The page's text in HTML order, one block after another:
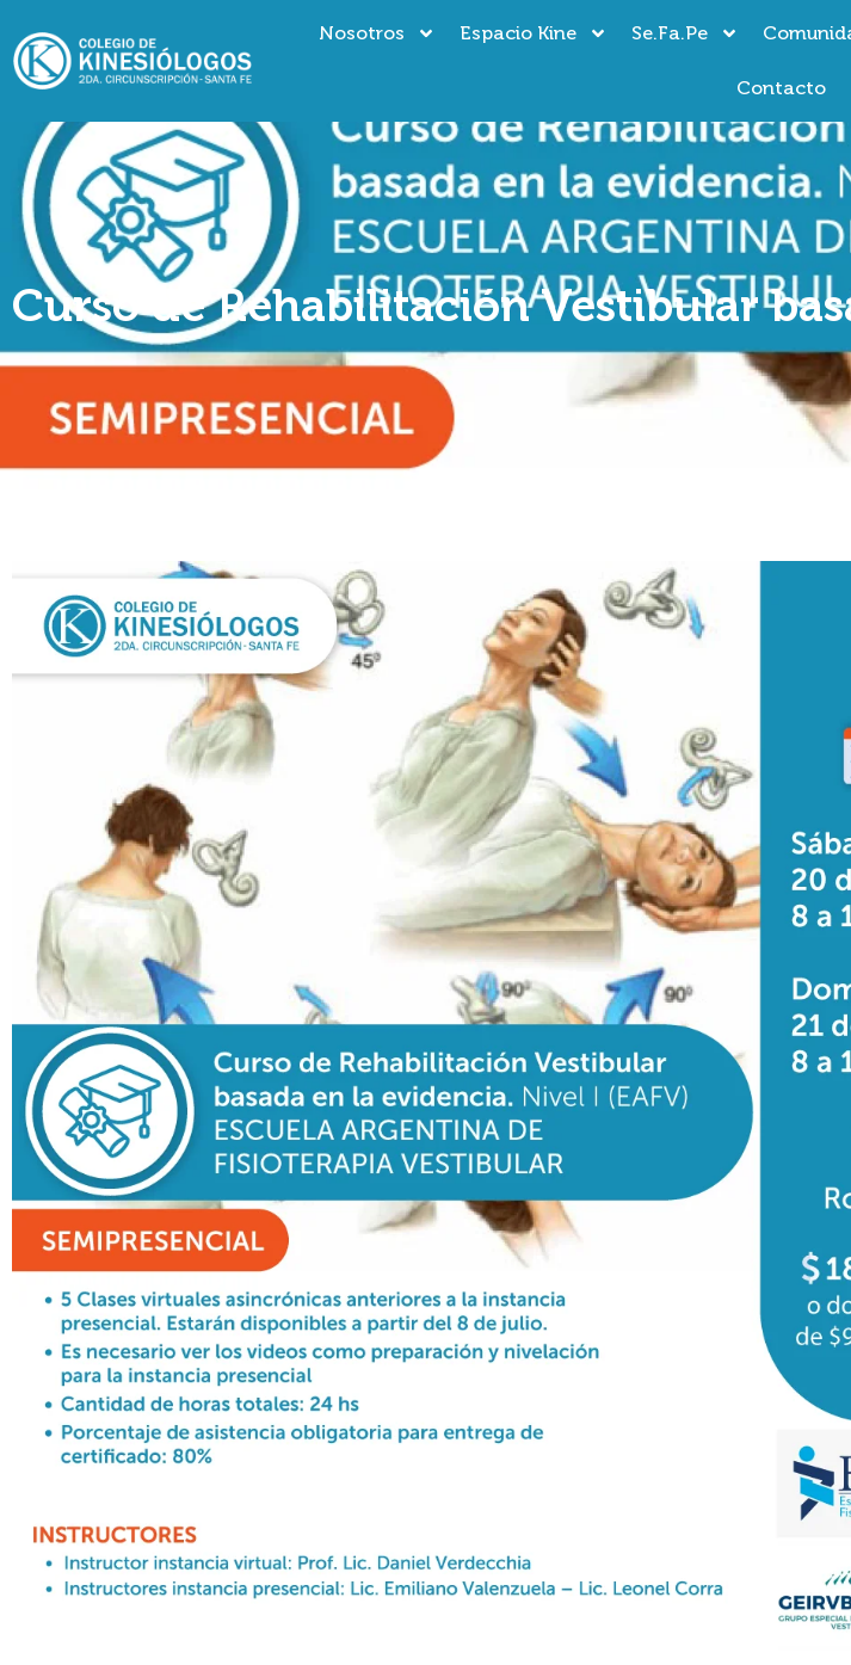
Nosotros Espacio Kine Se.Fa.Pe
Contacto
Curso de Rehabilitación Vestibular